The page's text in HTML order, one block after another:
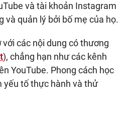
và tài khoản Instagram
và quản lý bởi bố mẹ của họ.
với các nội dung có thương
), chẳng hạn như các kênh
YouTube. Phong cách học
yếu tố thực hành và thử